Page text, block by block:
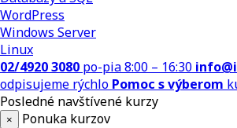
WordPress
Windows Server
Linux
02/4920 3080 po-pia 8:00 – 16:30
odpisujeme rýchlo Pomoc s výberom
Posledné navštívené kurzy
×
Ponuka kurzov